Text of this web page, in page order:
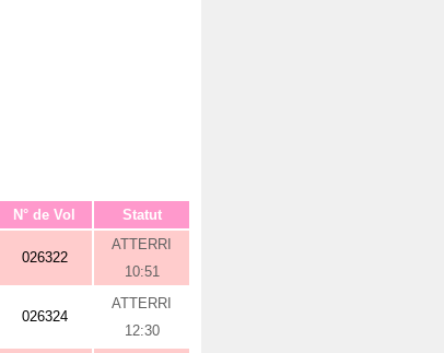
N° de Vol Statut
026322
ATTERRI
10:51
026324
ATTERRI
12:30